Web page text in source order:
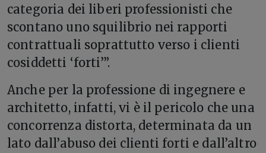
categoria dei liberi professionisti che
scontano uno squilibrio nei rapporti
contrattuali soprattutto verso i clienti
cosiddetti ‘forti’”.
Anche per la professione di ingegnere e
architetto, infatti, vi è il pericolo che una
concorrenza distorta, determinata da un
lato dall’abuso dei clienti forti e dall’altro